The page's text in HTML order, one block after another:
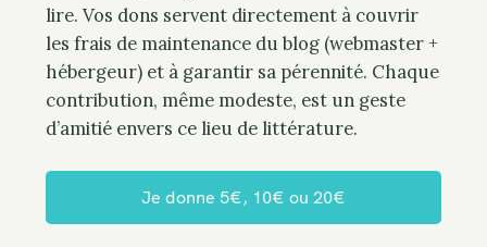
lire. Vos dons servent directement à couvrir
les frais de maintenance du blog (webmaster +
hébergeur) et à garantir sa pérennité. Chaque
contribution, même modeste, est un geste
d’amitié envers ce lieu de littérature.
Je donne 5€, 10€ ou 20€